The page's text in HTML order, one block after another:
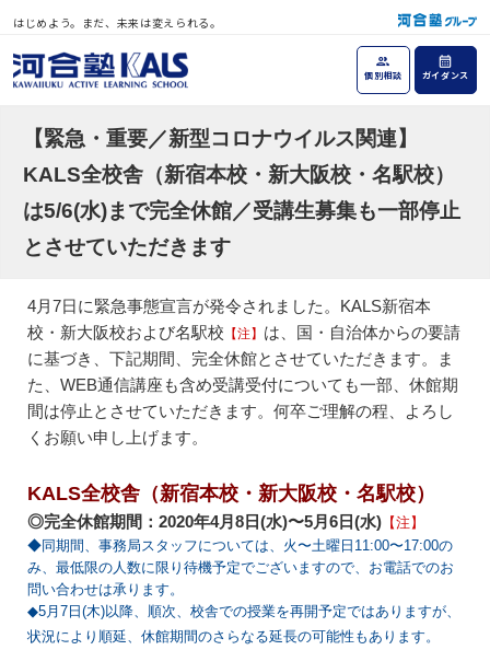
はじめよう。まだ、未来は変えられる。
個別相談 ガイダンス
【緊急・重要／新型コロナウイルス関連】
KALS全校舎（新宿本校・新大阪校・名駅校）
は5/6(水)まで完全休館／受講生募集も一部停止
とさせていただきます
4月7日に緊急事態宣言が発令されました。KALS新宿本
校・新大阪校および名駅校 【注】 は、国・自治体からの要請
に基づき、下記期間、完全休館とさせていただきます。ま
た、WEB通信講座も含め受講受付についても一部、休館期
間は停止とさせていただきます。何卒ご理解の程、よろし
くお願い申し上げます。
KALS全校舎（新宿本校・新大阪校・名駅校）
◎完全休館期間：2020年4月8日(水)〜5月6日(水)【注】
◆同期間、事務局スタッフについては、火〜土曜日11:00〜17:00の
み、最低限の人数に限り待機予定でございますので、お電話でのお
問い合わせは承ります。
◆5月7日(木)以降、順次、校舎での授業を再開予定ではありますが、
状況により順延、休館期間のさらなる延長の可能性もあります。